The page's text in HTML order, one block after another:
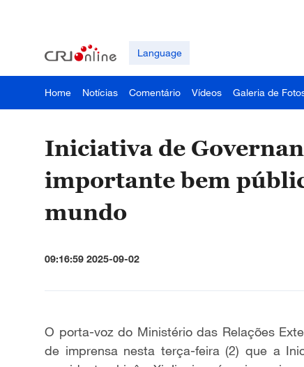
Language
Home Notícias Comentário Vídeos Galeria de
Iniciativa de
importante bem
mundo
09:16:59 2025-09-02
O porta-voz do Ministério das Relações
de imprensa nesta terça-feira (2) que a